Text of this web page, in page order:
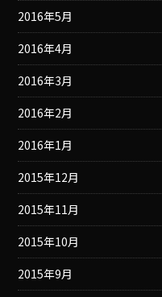
2016年5月
2016年4月
2016年3月
2016年2月
2016年1月
2015年12月
2015年11月
2015年10月
2015年9月